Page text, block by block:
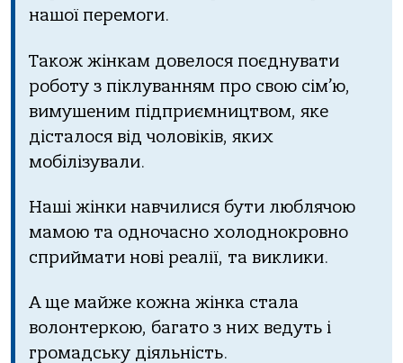
нашої перемоги.
Також жінкам довелося поєднувати
роботу з піклуванням про свою сім’ю,
вимушеним підприємництвом, яке
дісталося від чоловіків, яких
мобілізували.
Наші жінки навчилися бути люблячою
мамою та одночасно холоднокровно
сприймати нові реалії, та виклики.
А ще майже кожна жінка стала
волонтеркою, багато з них ведуть і
громадську діяльність.